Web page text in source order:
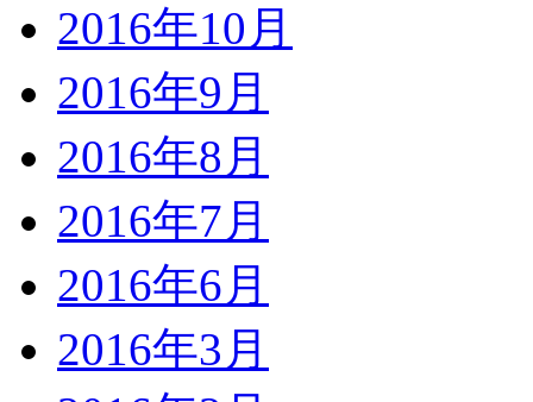
2016年10月
2016年9月
2016年8月
2016年7月
2016年6月
2016年3月